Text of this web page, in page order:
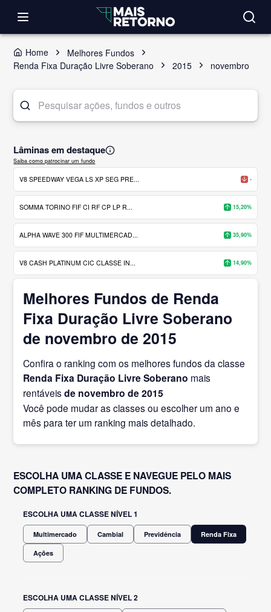
Home
Melhores Fundos
Renda Fixa Duração Livre Soberano
2015 novembro
Lâminas em destaque
Saiba como patrocinar um fundo
V8 SPEEDWAY VEGA LS XP SEG PRE... -
SOMMA TORINO FIF CI RF CP LP R... 15,20%
ALPHA WAVE 300 FIF MULTIMERCAD... 35,90%
V8 CASH PLATINUM CIC CLASSE IN... 14,90%
Melhores Fundos de Renda
Fixa Duração Livre Soberano
de novembro de 2015
Confira o ranking com os melhores fundos da classe
Renda Fixa Duração Livre Soberano mais
rentáveisde novembro de 2015
Você pode mudar as classes ou escolher um ano e
mês para ter um ranking mais detalhado.
ESCOLHA UMA CLASSE E NAVEGUE PELO MAIS
COMPLETO RANKING DE FUNDOS.
ESCOLHA UMA CLASSE NÍVEL 1
Multimercado Cambial Previdência Renda Fixa
Ações
ESCOLHA UMA CLASSE NÍVEL 2